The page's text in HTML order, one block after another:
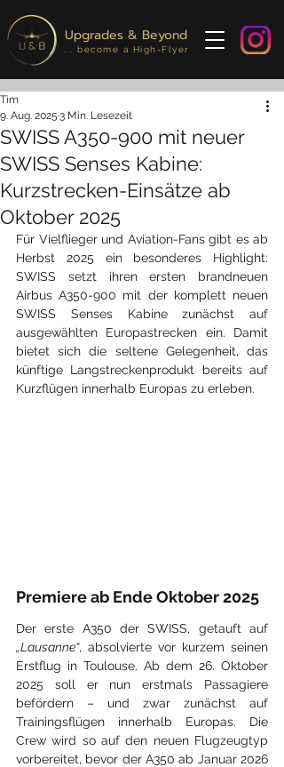
Upgrades & Beyond
... become a High-Flyer
SWISS A350-900 mit neuer
SWISS Senses Kabine:
Kurzstrecken-Einsätze ab
Oktober 2025
Tim
9. Aug. 2025 3 Min. Lesezeit
Für Vielflieger und Aviation-Fans gibt es ab
Herbst 2025 ein besonderes Highlight:
SWISS setzt ihren ersten brandneuen
Airbus A350-900 mit der komplett neuen
SWISS Senses Kabine zunächst auf
ausgewählten Europastrecken ein. Damit
bietet sich die seltene Gelegenheit, das
künftige Langstreckenprodukt bereits auf
Kurzflügen innerhalb Europas zu erleben.
Premiere ab Ende Oktober 2025
„Lausanne“, absolvierte vor kurzem seinen
Erstflug in Toulouse. Ab dem 26. Oktober
2025 soll er nun erstmals Passagiere
befördern – und zwar zunächst auf
Trainingsflügen innerhalb Europas. Die
Crew wird so auf den neuen Flugzeugtyp
vorbereitet, bevor der A350 ab Januar 2026